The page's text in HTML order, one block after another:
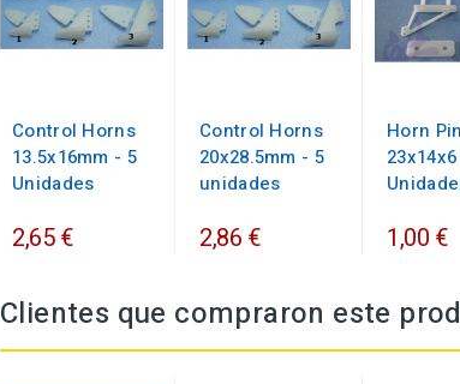
Control Horns
13.5x16mm - 5
Unidades
2,65 €
Control Horns
20x28.5mm - 5
unidades
2,86 €
Horn
1,00 €
Clientes que compraron este